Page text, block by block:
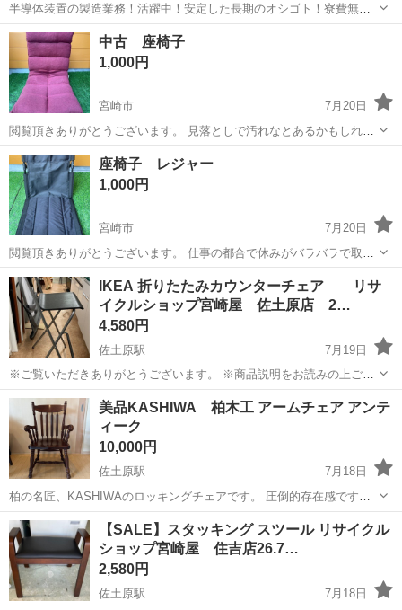
半導体装置の製造業務！活躍中！安定した長期のオシゴト！寮費無料
★赴任旅費会社負担◎20代～40代の男性活躍中★未経験活躍中！高時
給1,500円！《大分県中津市》 人気の工場のお仕事 ◇半導体装置内部
のシート製造◇ ＊クリー...
大分 中津市 東中津駅
中古 座椅子
1,000円
宮崎市
7月20日
閲覧頂きありがとうございます。 見落としで汚れなとあるかもしれま
せん。 あくまで中古としてお考えください。 仕事の都合で休みがバラ
バラで取り引きにお時間がかかる場合があります。 よろしくお願いし
ます。
宮崎 宮崎市 椅子
座椅子 レジャー
1,000円
宮崎市
7月20日
閲覧頂きありがとうございます。 仕事の都合で休みがバラバラで取り
引きにお時間がかかる場合があります。 よろしくお願いします。
宮崎 宮崎市 椅子
IKEA 折りたたみカウンターチェア リサ
イクルショップ宮崎屋 佐土原店 2…
4,580円
佐土原駅
7月19日
※ご覧いただきありがとうございます。 ※商品説明をお読みの上ご納
得の上でご購入お願い致します。 商品名：IKEA 折りたたみカウンタ
ーチェア 状態： 中古品 フットレストが付いているので、ラクな姿勢
で腰掛けられます...
宮崎 宮崎市 佐土原駅 椅子 カウンター
美品KASHIWA 柏木工 アームチェア アンテ
ィーク
10,000円
佐土原駅
7月18日
柏の名匠、KASHIWAのロッキングチェアです。 圧倒的存在感です。
100cm×60cm×60cm
宮崎 宮崎市 佐土原駅 椅子 アームチェア
【SALE】スタッキング スツール リサイクル
ショップ宮崎屋 住吉店26.7…
2,580円
佐土原駅
7月18日